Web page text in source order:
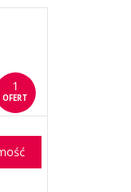
1
OFERT